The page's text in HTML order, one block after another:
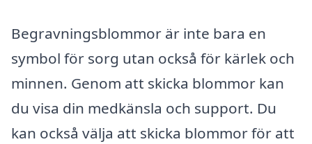
Begravningsblommor är inte bara en
symbol för sorg utan också för kärlek och
minnen. Genom att skicka blommor kan
du visa din medkänsla och support. Du
kan också välja att skicka blommor för att